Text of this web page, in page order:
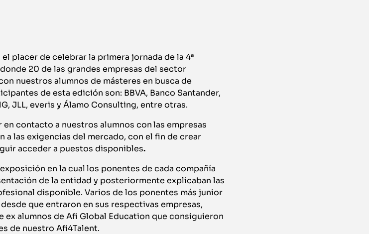
placer de celebrar la primera jornada de la 4ª
20 de las grandes empresas del sector
nuestros alumnos de másteres en busca de
de esta edición son: BBVA, Banco Santander,
JLL, everis y Álamo Consulting, entre otras.
contacto a nuestros alumnos conlas empresas
a las exigencias del mercado, con el fin de crear
acceder a puestos disponibles.
en la cuallos ponentes de cada compañía
de la entidad y posteriormente explicaban las
disponible. Varios de los ponentes más junior
que entraron en sus respectivas empresas,
ex alumnos de Afi Global Education que consiguieron
de nuestro Afi4Talent.